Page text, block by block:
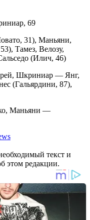
69
31), Маньяни,
Тамез, Велозу,
(Илич, 46)
Шкриниар — Янг,
(Гальярдини, 87),
Маньяни —
текст и
этом редакции.